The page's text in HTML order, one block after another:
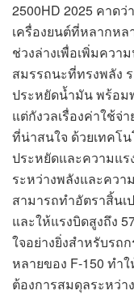
2500HD 2025 คาด
เครื่องยนต์ที่หลากห
ช่วงล่างเพื่อเพิ่มคว
สมรรถนะที่ทรงพลัง
ประหยัดน้ำมัน พร้อม
แต่กังวลเรื่องค่าใช้จ่
ที่น่าสนใจ ด้วยเทคโ
ประหยัดและความแร
ระหว่างพลังและควา
สามารถทำอัตราสิ้นเ
และให้แรงบิดสูงถึง
ใจอย่างยิ่งสำหรับรถ
หลายของ F-150 ทำ
ต้องการสมดุลระหว่